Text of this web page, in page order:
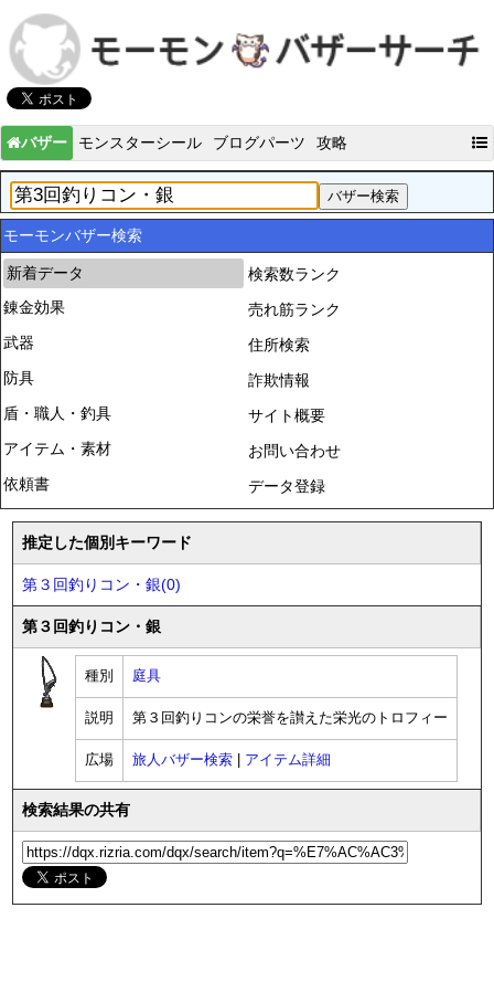
バザー モンスターシール ブログパーツ 攻略
モーモンバザー検索
新着データ
錬金効果
武器
防具
盾・職人・釣具
アイテム・素材
依頼書
検索数ランク
売れ筋ランク
住所検索
詐欺情報
サイト概要
お問い合わせ
データ登録
推定した個別キーワード
第３回釣りコン・銀(0)
第３回釣りコン・銀
種別 庭具
説明 第３回釣りコンの栄誉を讃えた栄光のトロフィー
広場 旅人バザー検索 アイテム詳細
検索結果の共有